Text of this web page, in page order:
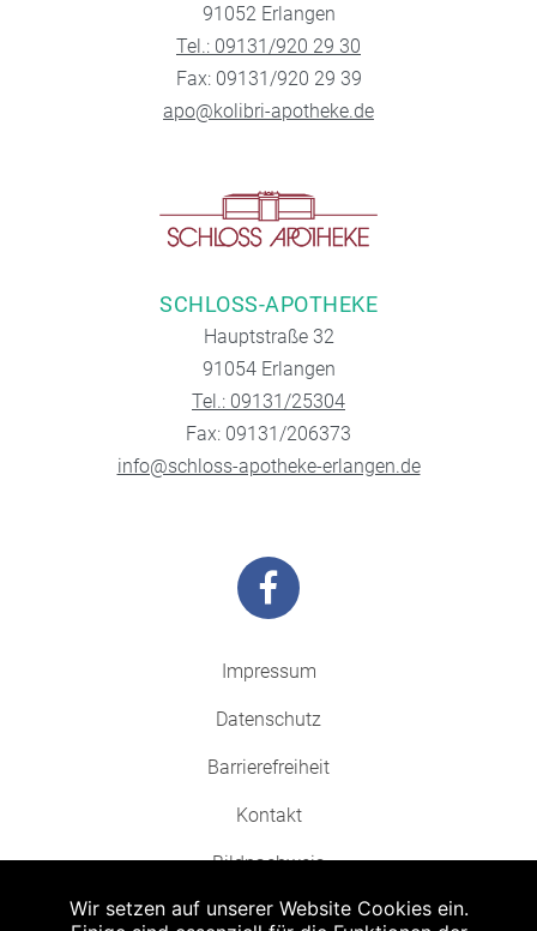
91052 Erlangen
Tel.: 09131/920 29 30
Fax: 09131/920 29 39
apo@kolibri-apotheke.de
SCHLOSS-APOTHEKE
Hauptstraße 32
91054 Erlangen
Tel.: 09131/25304
Fax: 09131/206373
info@schloss-apotheke-erlangen.de
Impressum
Datenschutz
Barrierefreiheit
Kontakt
Bildnachweis
Wir setzen auf unserer Website Cookies ein.